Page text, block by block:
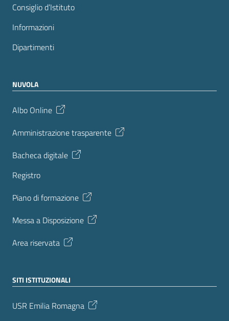
Consiglio d’Istituto
Informazioni
Dipartimenti
NUVOLA
Albo Online
Amministrazione trasparente
Bacheca digitale
Registro
Piano di formazione
Messa a Disposizione
Area riservata
SITI ISTITUZIONALI
USR Emilia Romagna